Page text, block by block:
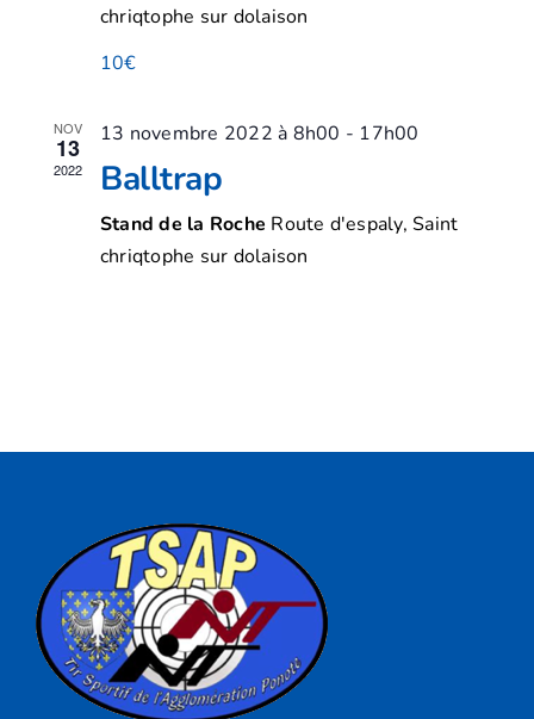
chriqtophe sur dolaison
10€
NOV
13
2022
13 novembre 2022 à 8h00 - 17h00
Balltrap
Stand de la Roche Route d'espaly, Saint
chriqtophe sur dolaison